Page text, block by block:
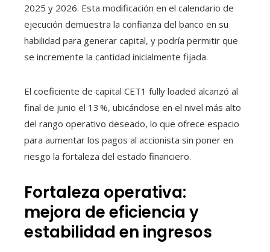
2025 y 2026. Esta modificación en el calendario de
ejecución demuestra la confianza del banco en su
habilidad para generar capital, y podría permitir que
se incremente la cantidad inicialmente fijada.
El coeficiente de capital CET1 fully loaded alcanzó al
final de junio el 13 %, ubicándose en el nivel más alto
del rango operativo deseado, lo que ofrece espacio
para aumentar los pagos al accionista sin poner en
riesgo la fortaleza del estado financiero.
Fortaleza operativa:
mejora de eficiencia y
estabilidad en ingresos